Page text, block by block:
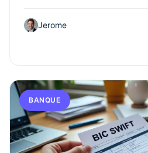
Jerome
BANQUE